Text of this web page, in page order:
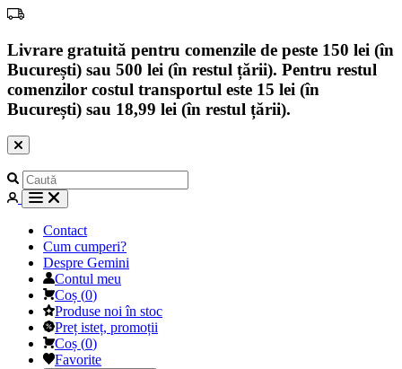
Livrare gratuită pentru comenzile de peste 150 lei (în
București) sau 500 lei (în restul țării). Pentru restul
comenzilor costul transportul este 15 lei (în
București) sau 18,99 lei (în restul țării).
Contact
Cum cumperi?
Despre Gemini
Contul meu
Coș (0)
Produse noi în stoc
Preț isteț, promoții
Coș (0)
Favorite